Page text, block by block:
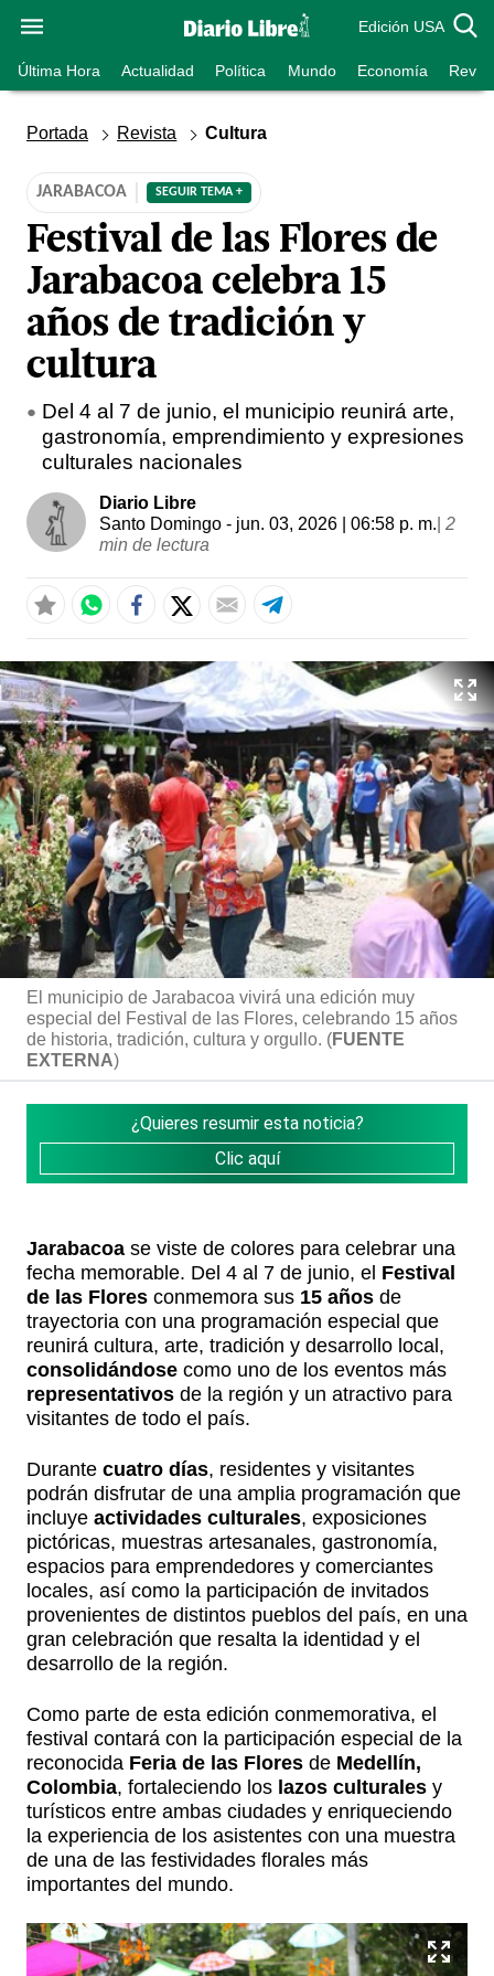
Edición USA
Última Hora Actualidad Política Mundo Economía
Portada Revista Cultura
JARABACOA SEGUIR TEMA +
Festival de las Flores de
Jarabacoa celebra 15
años de tradición y
cultura
Del 4 al 7 de junio, el municipio reunirá arte,
gastronomía, emprendimiento y expresiones
culturales nacionales
Diario Libre
Santo Domingo - jun. 03, 2026 | 06:58 p. m. 2
min de lectura
El municipio de Jarabacoa vivirá una edición muy
especial del Festival de las Flores, celebrando 15 años
de historia, tradición, cultura y orgullo. (FUENTE
EXTERNA)
¿Quieres resumir esta noticia?
Clic aquí
Jarabacoa se viste de colores para celebrar una
fecha memorable. Del 4 al 7 de junio, el Festival
de las Flores conmemora sus 15 años de
trayectoria con una programación especial que
reunirá cultura, arte, tradición y desarrollo local,
consolidándose como uno de los eventos más
representativos de la región y un atractivo para
visitantes de todo el país.
Durante cuatro días, residentes y visitantes
podrán disfrutar de una amplia programación que
incluye actividades culturales, exposiciones
pictóricas, muestras artesanales, gastronomía,
espacios para emprendedores y comerciantes
locales, así como la participación de invitados
provenientes de distintos pueblos del país, en una
gran celebración que resalta la identidad y el
desarrollo de la región.
Como parte de esta edición conmemorativa, el
festival contará con la participación especial de la
reconocida Feria de las Flores de Medellín,
Colombia, fortaleciendo los lazos culturales y
turísticos entre ambas ciudades y enriqueciendo
la experiencia de los asistentes con una muestra
de una de las festividades florales más
importantes del mundo.